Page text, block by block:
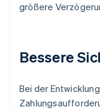
größere
Bessere
Bei der